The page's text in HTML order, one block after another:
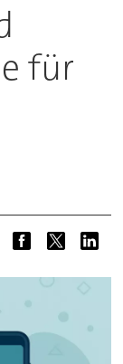
für